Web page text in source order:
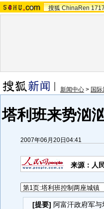
搜狐 ChinaRen
新闻中心 > 国际
塔利班来势汹
2007年06月20日04:41
来源：人
[提要] 阿富汗政府军